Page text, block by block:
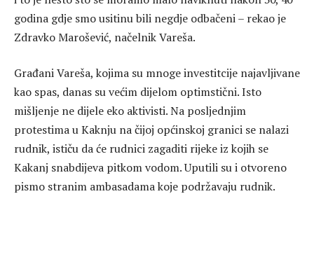
godina gdje smo usitinu bili negdje odbačeni – rekao je
Zdravko Marošević, načelnik Vareša.
Građani Vareša, kojima su mnoge investitcije najavljivane
kao spas, danas su većim dijelom optimstični. Isto
mišljenje ne dijele eko aktivisti. Na posljednjim
protestima u Kaknju na čijoj općinskoj granici se nalazi
rudnik, ističu da će rudnici zagaditi rijeke iz kojih se
Kakanj snabdijeva pitkom vodom. Uputili su i otvoreno
pismo stranim ambasadama koje podržavaju rudnik.